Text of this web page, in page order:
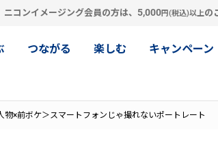
ニコンイメージング会員の方は、 5,000円(税込)以上の
つながる 楽しむ キャンペーン
物×前ボケ＞スマートフォンじゃ撮れないポートレート